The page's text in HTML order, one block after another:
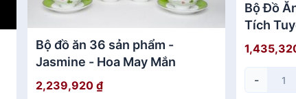
Bộ đồ ăn 36 sản phẩm -
Jasmine - Hoa May Mắn
2,239,920 ₫
Bộ Đồ
Tích
Đẹp
-